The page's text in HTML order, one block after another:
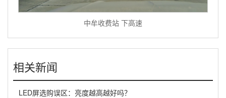
中牟收费站 下高速
相关新闻
LED屏选购误区：亮度越高越好吗？